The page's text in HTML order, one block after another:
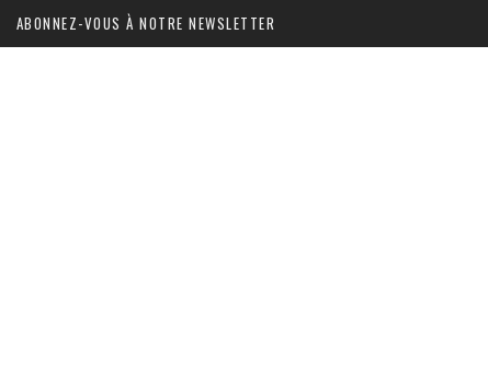
ABONNEZ-VOUS À NOTRE NEWSLETTER